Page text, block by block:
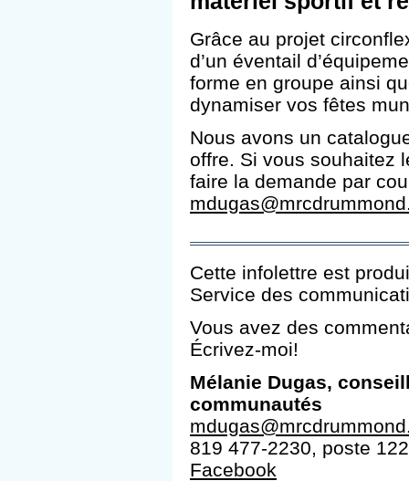
Grâce au projet
d’un éventail
forme en groupe ainsi
dynamiser vos fêtes
Nous avons un
offre. Si vous souhaitez
faire la demande par
Cette infolettre est
Service des
Vous avez des
Écrivez-moi!
Mélanie Dugas,
communautés
819 477-2230, poste 122
Facebook